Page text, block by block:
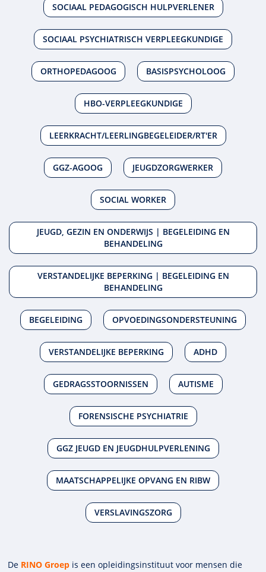
SOCIAAL PEDAGOGISCH HULPVERLENER
SOCIAAL PSYCHIATRISCH VERPLEEGKUNDIGE
ORTHOPEDAGOOG BASISPSYCHOLOOG
HBO-VERPLEEGKUNDIGE
LEERKRACHT/LEERLINGBEGELEIDER/RT'ER
GGZ-AGOOG JEUGDZORGWERKER
SOCIAL WORKER
JEUGD, GEZIN EN ONDERWIJS | BEGELEIDING EN
BEHANDELING
VERSTANDELIJKE BEPERKING | BEGELEIDING EN
BEHANDELING
BEGELEIDING OPVOEDINGSONDERSTEUNING
VERSTANDELIJKE BEPERKING ADHD
GEDRAGSSTOORNISSEN AUTISME
FORENSISCHE PSYCHIATRIE
GGZ JEUGD EN JEUGDHULPVERLENING
MAATSCHAPPELIJKE OPVANG EN RIBW
VERSLAVINGSZORG
De RINO Groep is een opleidings­insti­tuut voor mensen die